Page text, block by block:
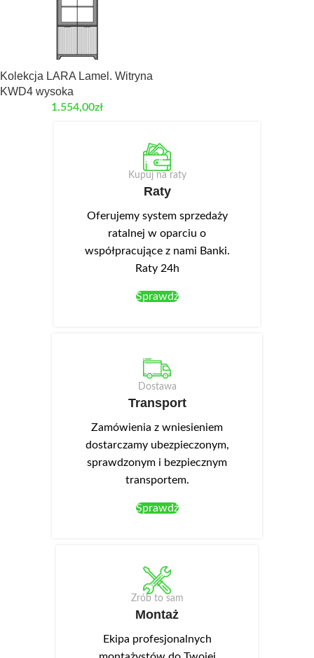
Kolekcja LARA Lamel. Witryna
KWD4 wysoka
1.554,00zł
Kupuj na raty
Raty
Oferujemy system sprzedaży
ratalnej w oparciu o
współpracujące z nami Banki.
Raty 24h
Sprawdź
Dostawa
Transport
Zamówienia z wniesieniem
dostarczamy ubezpieczonym,
sprawdzonym i bezpiecznym
transportem.
Sprawdź
Zrób to sam
Montaż
Ekipa profesjonalnych